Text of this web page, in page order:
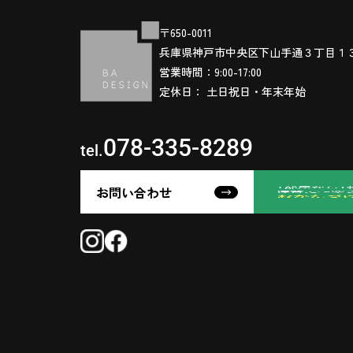
〒650-0011
兵庫県神戸市中央区下山手通３丁目１
営業時間：9:00-17:00
定休日： 土日祝日・年末年始
tel.078-335-8289
お問い合わせ